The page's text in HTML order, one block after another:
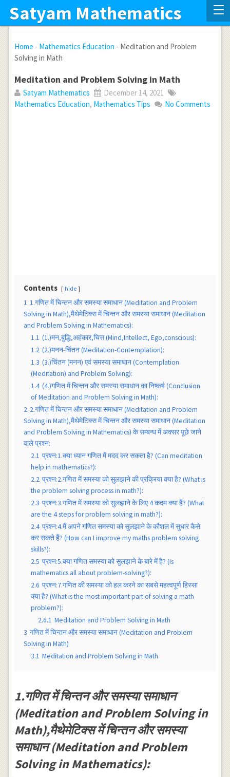
Satyam Mathematics
Home - Mathematics Education - Meditation and Problem
Solving in Math
Meditation and Problem Solving in Math
Satyam Mathematics
December 14, 2021
Mathematics Education, Mathematics Tips No Comments
Contents hide
1 1.गणित में चिन्तन और समस्या समाधान (Meditation and Problem
Solving in Math),मैथेमेटिक्स में चिन्तन और समस्या समाधान (Meditation
and Problem Solving in Mathematics):
1.1 (1.)मन,बुद्धि,अहंकार,चित्त (Mind,Intellect, Ego,conscious):
1.2 (2.)मनन-चिंतन (Meditation-Contemplation):
1.3 (3.)चिंतन (मनन) एवं समस्या समाधान (Contemplation
(Meditation) and Problem Solving):
1.4 (4.)गणित में चिन्तन और समस्या समाधान का निष्कर्ष (Conclusion
of Meditation and Problem Solving in Math):
2 2.गणित में चिन्तन और समस्या समाधान (Meditation and Problem
Solving in Math),मैथेमेटिक्स में चिन्तन और समस्या समाधान (Meditation
and Problem Solving in Mathematics) के सम्बन्ध में अक्सर पूछे जाने
वाले प्रश्न:
2.1 प्रश्न:1.क्या ध्यान गणित में मदद कर सकता है? (Can meditation
help in mathematics?):
2.2 प्रश्न:2.गणित में समस्या को सुलझाने की प्रक्रिया क्या है? (What is
the problem solving process in math?):
2.3 प्रश्न:3.गणित में समस्या को सुलझाने के लिए 4 कदम क्या हैं? (What
are the 4 steps for problem solving in math?):
2.4 प्रश्न:4.मैं अपने गणित समस्या को सुलझाने के कौशल में सुधार कैसे
कर सकते हैं? (How can I improve my maths problem solving
skills?):
2.5 प्रश्न:5.क्या गणित समस्या को सुलझाने के बारे में है? (Is
mathematics all about problem-solving?):
2.6 प्रश्न:7.गणित की समस्या को हल करने का सबसे महत्वपूर्ण हिस्सा
क्या है? (What is the most important part of solving a math
problem?):
2.6.1 Meditation and Problem Solving in Math
3 गणित में चिन्तन और समस्या समाधान (Meditation and Problem
Solving in Math)
3.1 Meditation and Problem Solving in Math
1.गणित में चिन्तन और समस्या समाधान
(Meditation and Problem Solving in
Math),मैथेमेटिक्स में चिन्तन और समस्या
समाधान (Meditation and Problem
Solving in Mathematics):